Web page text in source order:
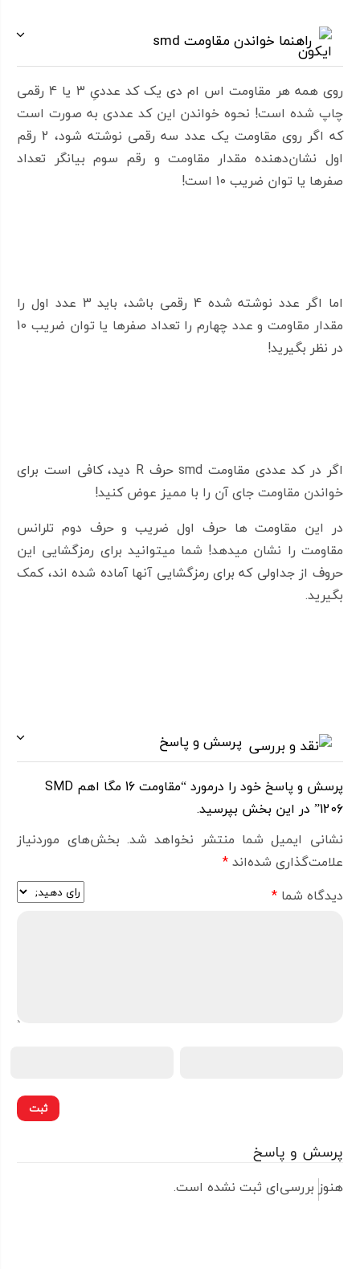
راهنما خواندن مقاومت smd
روی همه هر مقاومت اس ام دی یک کد عددیِ 3 یا 4 رقمی
چاپ شده است! نحوه خواندن این کد عددی به صورت است
که اگر روی مقاومت یک عدد سه رقمی نوشته شود، 2 رقم
اول نشان‌دهنده مقدار مقاومت و رقم سوم بیانگر تعداد
صفرها یا توان ضریب 10 است!
اما اگر عدد نوشته شده 4 رقمی باشد، باید 3 عدد اول را
مقدار مقاومت و عدد چهارم را تعداد صفرها یا توان ضریب 10
در نظر بگیرید!
اگر در کد عددی مقاومت smd حرف R دید، کافی است برای
خواندن مقاومت جای آن را با ممیز عوض کنید!
در این مقاومت ها حرف اول ضریب و حرف دوم تلرانس
مقاومت را نشان میدهد! شما میتوانید برای رمزگشایی این
حروف از جداولی که برای رمزگشایی آنها آماده شده اند، کمک
بگیرید.
پرسش و پاسخ
پرسش و پاسخ خود را درمورد “مقاومت 16 مگا اهم SMD
1206” در این بخش بپرسید.
نشانی ایمیل شما منتشر نخواهد شد. بخش‌های موردنیاز
علامت‌گذاری شده‌اند*
دیدگاه شما*
پرسش و پاسخ
هنوز بررسی‌ای ثبت نشده است.